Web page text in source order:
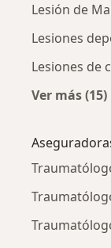
Lesión de
Lesiones
Lesiones de
Ver más (15)